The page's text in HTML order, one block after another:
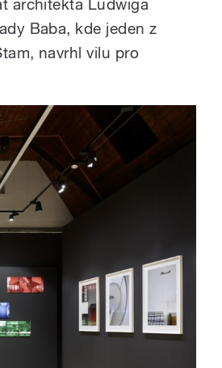
architekta Ludwiga
Baba, kde jeden z
navrhl vilu pro